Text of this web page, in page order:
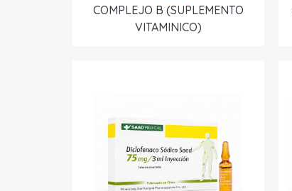
COMPLEJO B (SUPLEMENTO
VITAMINICO)